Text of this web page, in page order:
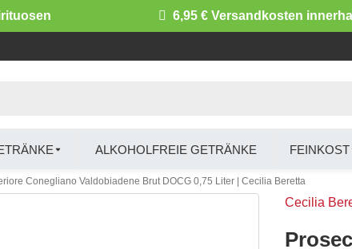
6,95 € Versandkosten
ALKOHOLFREIE GETRÄNKE FEINKOST
Conegliano Valdobiadene Brut DOCG 0,75 Liter | Cecilia Beretta
Cecilia